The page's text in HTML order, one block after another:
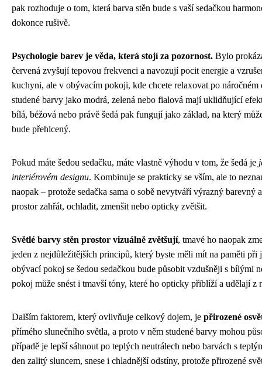
pak rozhoduje o tom, která barva stěn bude s vaší sedačkou
dokonce rušivě.
Psychologie barev je věda, která stojí za pozornost. Bylo
červená zvyšují tepovou frekvenci a navozují pocit energie a
kuchyni, ale v obývacím pokoji, kde chcete relaxovat po
studené barvy jako modrá, zelená nebo fialová mají uklidňující
bílá, béžová nebo právě šedá pak fungují jako základ, na který
bude přehlcený.
Pokud máte šedou sedačku, máte vlastně výhodu v tom, že šedá je
interiérovém designu. Kombinuje se prakticky se vším, ale to
naopak – protože sedačka sama o sobě nevytváří výrazný
prostor zahřát, ochladit, zmenšit nebo opticky zvětšit.
Světlé barvy stěn prostor vizuálně zvětšují, tmavé ho naopak
jeden z nejdůležitějších principů, který byste měli mít na paměti
obývací pokoj se šedou sedačkou bude působit vzdušněji s bílými
pokoj může snést i tmavší tóny, které ho opticky přiblíží a udělají z
Dalším faktorem, který ovlivňuje celkový dojem, je přirozené
přímého slunečního světla, a proto v něm studené barvy mohou
případě je lepší sáhnout po teplých neutrálech nebo barvách s
den zalitý sluncem, snese i chladnější odstíny, protože přirozené